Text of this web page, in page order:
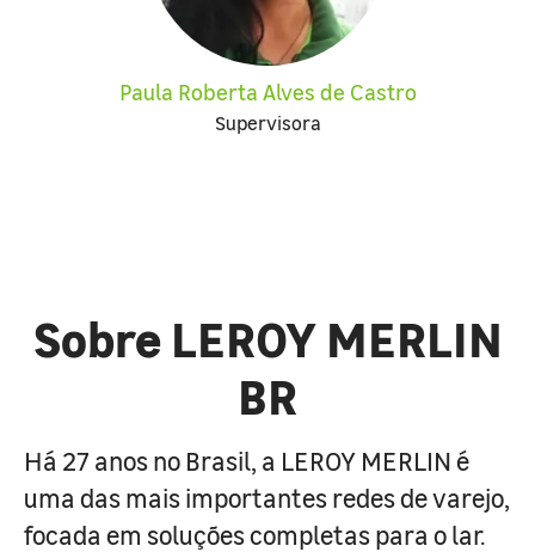
Paula Roberta Alves de Castro
Supervisora
Sobre LEROY MERLIN
BR
Há 27 anos no Brasil, a LEROY MERLIN é
uma das mais importantes redes de varejo,
focada em soluções completas para o lar.